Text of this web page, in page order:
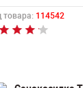
товара: 114542